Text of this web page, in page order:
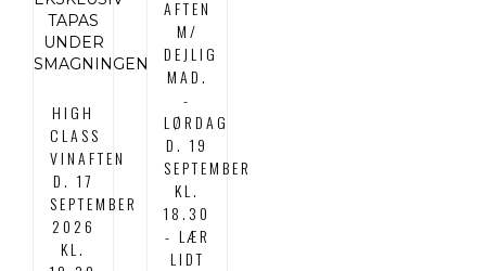
HIGH
CLASS
VINAFTEN
D. 17
SEPTEMBER
2026
KL.
AFTEN
M/
DEJLIG
MAD.
-
LØRDAG
D. 19
SEPTEMBER
KL.
18.30
- LÆR
LIDT